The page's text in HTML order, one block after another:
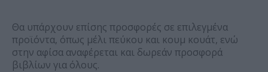
Θα υπάρχουν επίσης προσφορές σε επιλεγμένα
προϊόντα, όπως μέλι πεύκου και κουμ κουάτ, ενώ
στην αφίσα αναφέρεται και δωρεάν προσφορά
βιβλίων για όλους.